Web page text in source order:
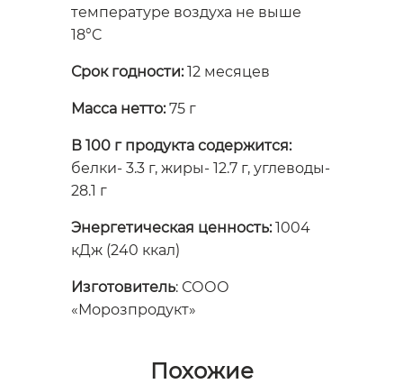
температуре воздуха не выше
18°C
Срок годности:12 месяцев
Масса нетто:75 г
В 100 г продукта содержится:
белки- 3.3 г, жиры- 12.7 г, углеводы-
28.1 г
Энергетическая ценность:1004
кДж (240 ккал)
Изготовитель: СООО
«Морозпродукт»
Похожие